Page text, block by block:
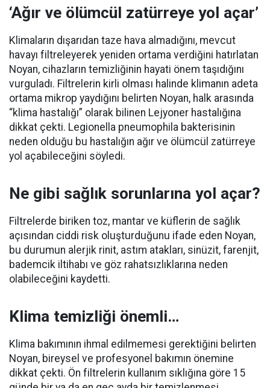
‘Ağır ve ölümcül zatürreye yol açar’
Klimaların dışarıdan taze hava almadığını, mevcut
havayı filtreleyerek yeniden ortama verdiğini hatırlatan
Noyan, cihazların temizliğinin hayati önem taşıdığını
vurguladı. Filtrelerin kirli olması halinde klimanın adeta
ortama mikrop yaydığını belirten Noyan, halk arasında
“klima hastalığı” olarak bilinen Lejyoner hastalığına
dikkat çekti. Legionella pneumophila bakterisinin
neden olduğu bu hastalığın ağır ve ölümcül zatürreye
yol açabileceğini söyledi.
Ne gibi sağlık sorunlarına yol açar?
Filtrelerde biriken toz, mantar ve küflerin de sağlık
açısından ciddi risk oluşturduğunu ifade eden Noyan,
bu durumun alerjik rinit, astım atakları, sinüzit, farenjit,
bademcik iltihabı ve göz rahatsızlıklarına neden
olabileceğini kaydetti.
Klima temizliği önemli…
Klima bakımının ihmal edilmemesi gerektiğini belirten
Noyan, bireysel ve profesyonel bakımın önemine
dikkat çekti. Ön filtrelerin kullanım sıklığına göre 15